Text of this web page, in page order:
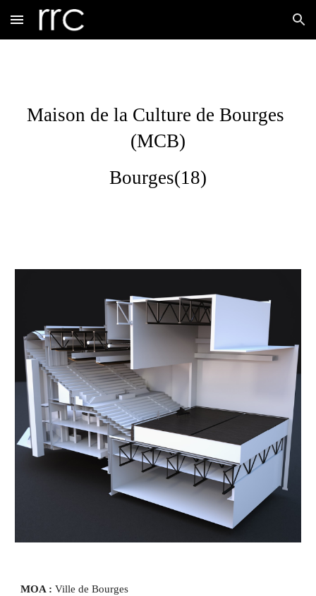
Skip to main content Skip to navigation
Maison de la Culture de Bourges
(MCB)
Bourges(18)
MOA : Ville de Bourges